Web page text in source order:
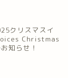
クリスマスイ
Christmas
知らせ！